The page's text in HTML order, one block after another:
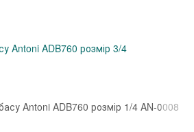
Antoni ADB760 розмір 3/4